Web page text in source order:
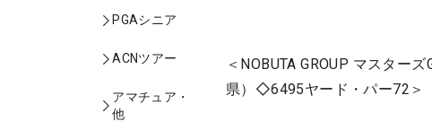
PGAシニア
ACNツアー
アマチュア・
他
＜NOBUTA GROUP マスタ
県）◇6495ヤード・パー72＞